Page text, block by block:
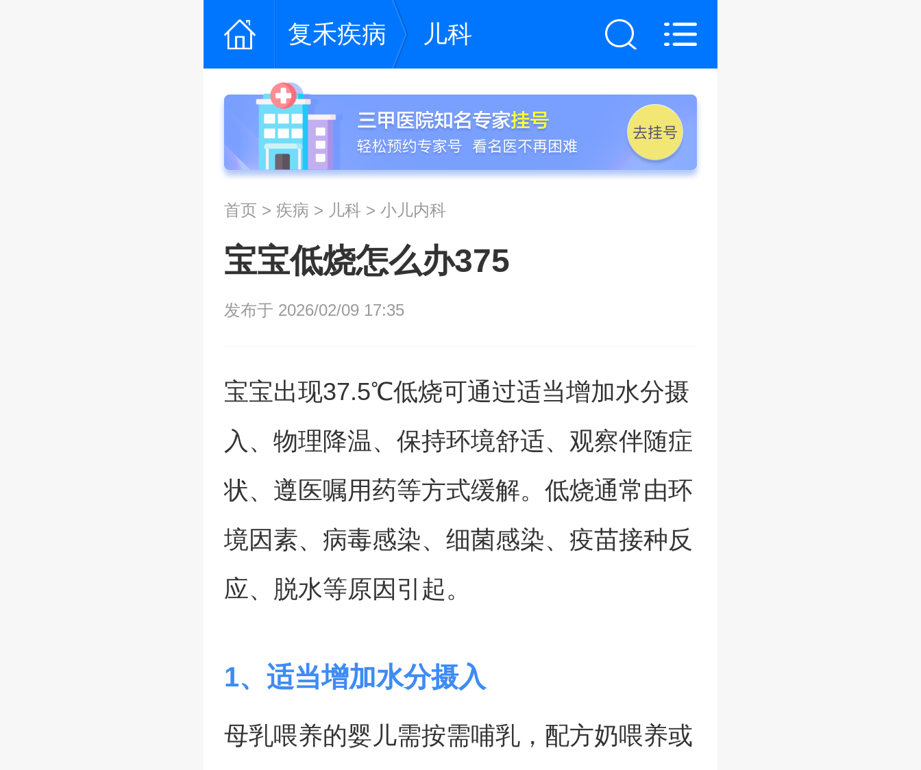
复禾疾病 儿科
首页 > 疾病 > 儿科 > 小儿内科
宝宝低烧怎么办375
发布于 2026/02/09 17:35
宝宝出现37.5℃低烧可通过适当增加水分摄
入、物理降温、保持环境舒适、观察伴随症
状、遵医嘱用药等方式缓解。低烧通常由环
境因素、病毒感染、细菌感染、疫苗接种反
应、脱水等原因引起。
1、适当增加水分摄入
母乳喂养的婴儿需按需哺乳，配方奶喂养或